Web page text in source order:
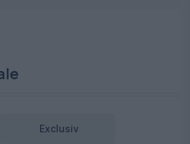
Exclusiv